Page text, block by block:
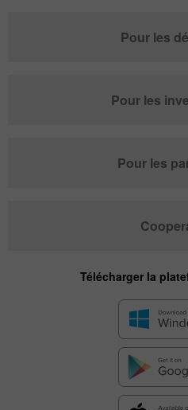
Pour les
Pour les
Pour les
Télécharger la